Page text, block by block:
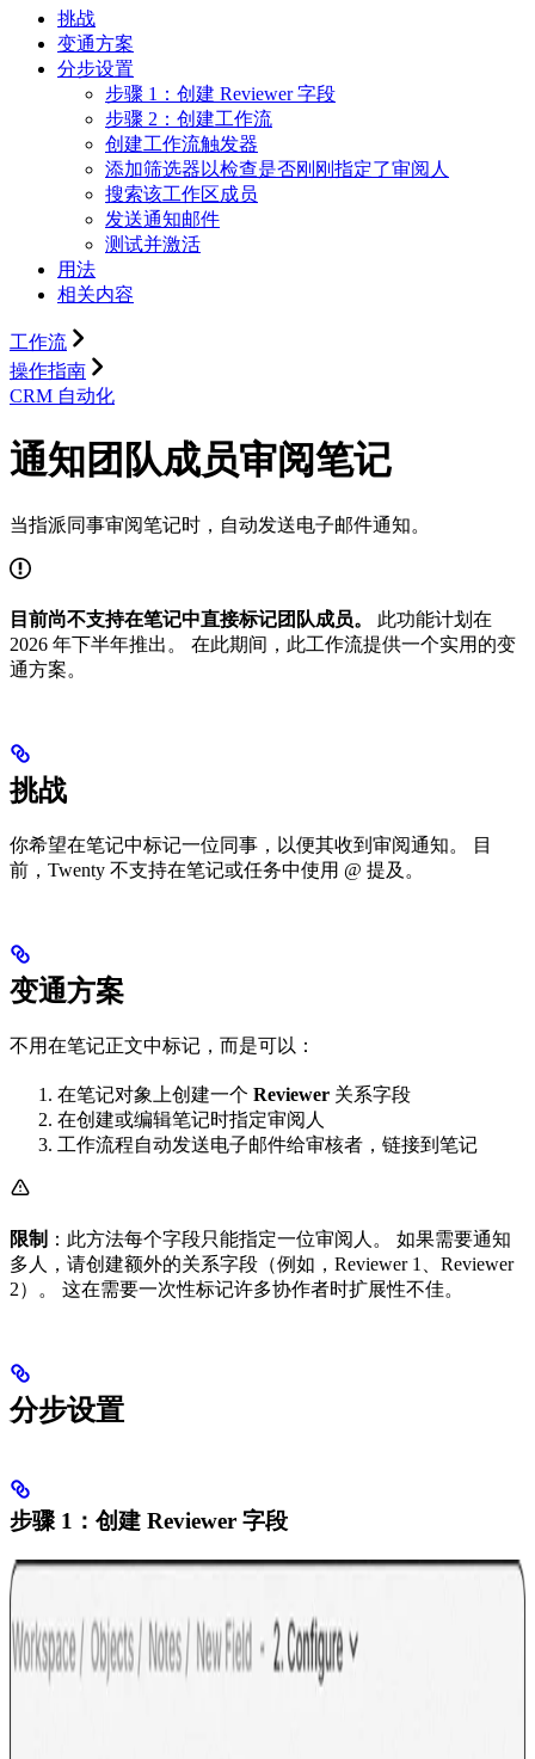
挑战
变通方案
分步设置
步骤 1：创建 Reviewer 字段
步骤 2：创建工作流
创建工作流触发器
添加筛选器以检查是否刚刚指定了审阅人
搜索该工作区成员
发送通知邮件
测试并激活
用法
相关内容
工作流
操作指南
CRM 自动化
通知团队成员审阅笔记
当指派同事审阅笔记时，自动发送电子邮件通知。
目前尚不支持在笔记中直接标记团队成员。
此功能计划在
2026 年下半年推出。 在此期间，此工作流提供一个实用的变
通方案。
挑战
你希望在笔记中标记一位同事，以便其收到审阅通知。 目
前，Twenty 不支持在笔记或任务中使用 @ 提及。
变通方案
不用在笔记正文中标记，而是可以：
在笔记对象上创建一个 Reviewer 关系字段
在创建或编辑笔记时指定审阅人
工作流程自动发送电子邮件给审核者，链接到笔记
限制 ：此方法每个字段只能指定一位审阅人。 如果需要通知
多人，请创建额外的关系字段（例如，Reviewer 1、Reviewer
2）。 这在需要一次性标记许多协作者时扩展性不佳。
分步设置
步骤 1：创建 Reviewer 字段